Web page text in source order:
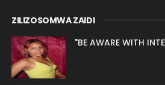
ZILIZOSOMWA ZAIDI
"BE AWARE WITH